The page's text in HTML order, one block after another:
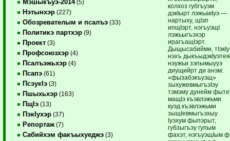
Мэшыкъуэ-2014(5)
Нэтынхэр (227)
Обозревателым и псалъэ (33)
Политикэ партхэр (9)
Проект (3)
Профсоюзхэр (4)
Псалъэжьхэр (4)
Псапэ (61)
ПсэукIэ (3)
Пшыхьхэр (163)
ПщIэ (13)
ПэкIухэр (37)
Репортаж (7)
Сабийхэм факъыхуеджэ (3)
колхоз губгъуэм
дэкIырт лэжьакIуэ —
нартыху, щIэп
ипщIэрт, нэгъуэщI
лэжьыгъэхэр
ирагъащIэрт.
Дыщысабийми, тIэкIу
нэхъ дыкъыдэкIуэтея
нэужьи зэпымыууэ
диущийрт ди анэм:
«фызабэкъуэщ»
зыхужевмыгъэIэу
тэмэму дунейм
мащIэ къэвлэжьми
куэд къэвлэжьми
зыщIевмыгъэхыу
Iуэхум фыпэрыт,
губзыгъэу гупым
фахэт, нэгъуэщIым